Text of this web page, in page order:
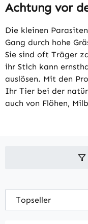
Achtung vor
Die kleinen
Gang durch hohe
Sie sind oft Träger
ihr Stich kann
auslösen. Mit den
Ihr Tier bei der
auch von Flöhen,